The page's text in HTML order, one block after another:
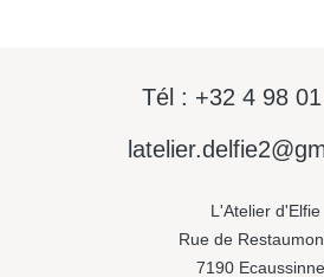
Tél : +32 4 98
L'Atelier d'Elfie
Rue de
7190